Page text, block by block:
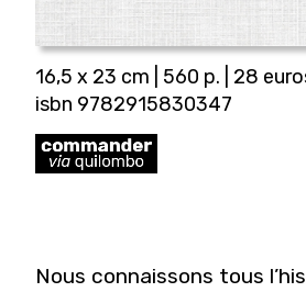
16,5 x 23 cm | 560 p. | 28
isbn 9782915830347
Nous connaissons tous